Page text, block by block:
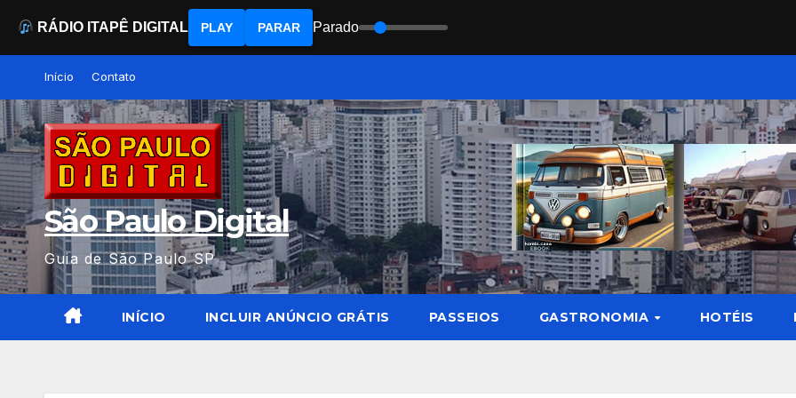
content
Início Contato
São Paulo Digital
Guia de São Paulo SP
INÍCIO INCLUIR ANÚNCIO GRÁTIS PASSEIOS GASTRONOMIA HOTÉIS
RÁDIO ITAPÊ DIGITAL PLAY PARAR Parado